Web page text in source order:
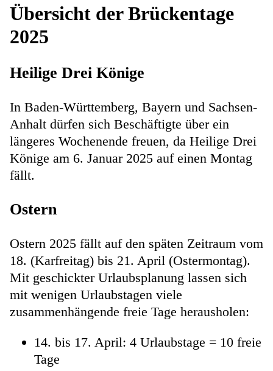
Übersicht der Brückentage
2025
Heilige Drei Könige
In Baden-Württemberg, Bayern und Sachsen-
Anhalt dürfen sich Beschäftigte über ein
längeres Wochenende freuen, da Heilige Drei
Könige am 6. Januar 2025 auf einen Montag
fällt.
Ostern
Ostern 2025 fällt auf den späten Zeitraum vom
18. (Karfreitag) bis 21. April (Ostermontag).
Mit geschickter Urlaubsplanung lassen sich
mit wenigen Urlaubstagen viele
zusammenhängende freie Tage herausholen:
14. bis 17. April: 4 Urlaubstage = 10 freie
Tage